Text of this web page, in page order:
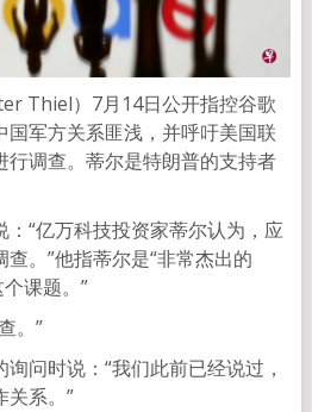
Thiel）7月14日公开指控谷歌
军方关系匪浅，并呼吁美国联
行调查。蒂尔是特朗普的支持者
“亿万科技投资家蒂尔认为，应
。”他指蒂尔是“非常杰出的
课题。”
。”
问时说：“我们此前已经说过，
关系。”